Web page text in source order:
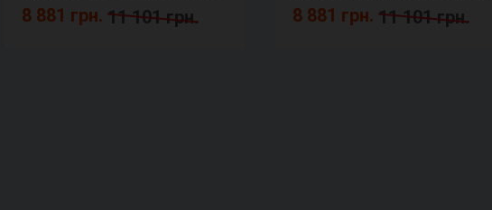
8 881 грн. 11 101 грн. 8 881 грн. 11 101 грн.